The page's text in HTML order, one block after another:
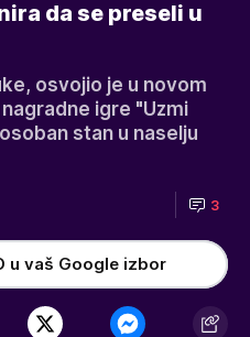
da se preseli u
osvojio je u novom
igre "Uzmi
stan u naselju
3
u vaš Google izbor